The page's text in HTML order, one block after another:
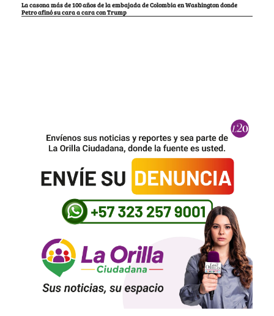
La casona más de 100 años de la embajada de Colombia en Washington donde
Petro afinó su cara a cara con Trump